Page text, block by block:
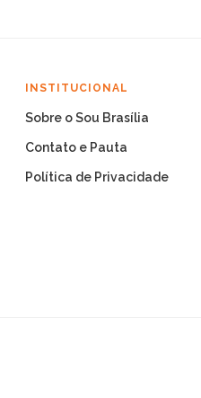
INSTITUCIONAL
Sobre o Sou Brasília
Contato e Pauta
Política de Privacidade